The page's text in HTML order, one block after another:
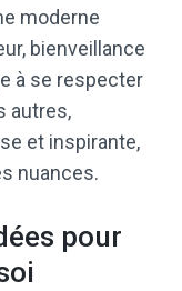
moderne
bienveillance
à se respecter
autres,
et inspirante,
nuances.
pour